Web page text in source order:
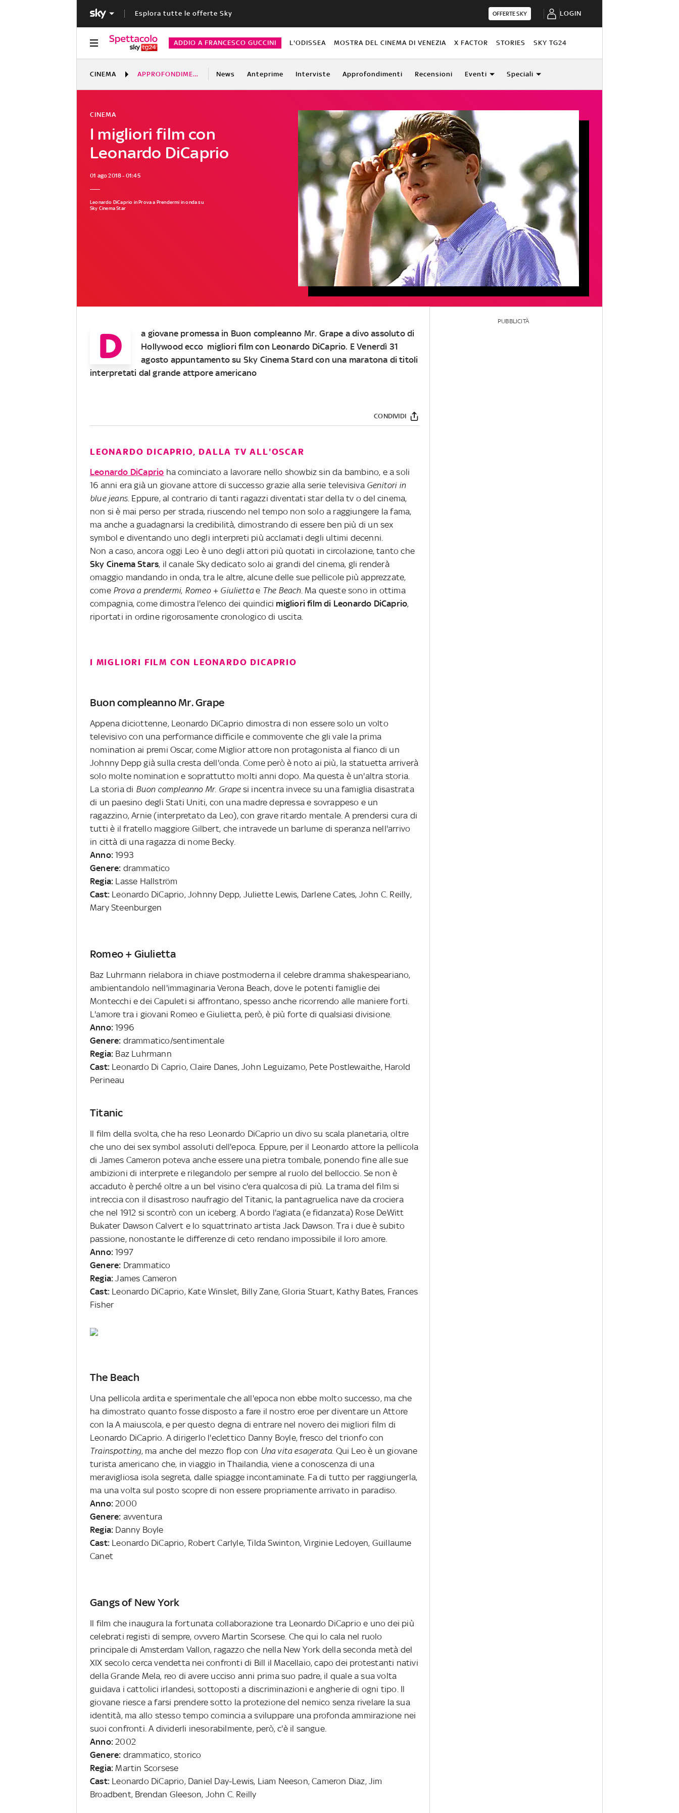
Esplora tutte le offerte Sky OFFERTE SKY LOGIN
ADDIO A FRANCESCO GUCCINI L'ODISSEA MOSTRA DEL CINEMA DI VENEZIA X FACTOR STORIES SKY TG24
CINEMA APPROFONDIMENTI News Anteprime Interviste Approfondimenti Recensioni Eventi Speciali
I migliori film con
Leonardo DiCaprio
CINEMA
01 ago 2018 - 01:45
Leonardo DiCaprio in Prova a Prendermi in onda su
Sky Cinema Star
D
a giovane promessa in Buon compleanno Mr. Grape a divo assoluto di
Hollywood ecco migliori film con Leonardo DiCaprio. E Venerdì 31
agosto appuntamento su Sky Cinema Stard con una maratona di titoli
interpretati dal grande attpore americano
CONDIVIDI
LEONARDO DICAPRIO, DALLA TV ALL'OSCAR
Leonardo DiCaprio ha cominciato a lavorare nello showbiz sin da bambino, e a soli
16 anni era già un giovane attore di successo grazie alla serie televisiva Genitori in
blue jeans . Eppure, al contrario di tanti ragazzi diventati star della tv o del cinema,
non si è mai perso per strada, riuscendo nel tempo non solo a raggiungere la fama,
ma anche a guadagnarsi la credibilità, dimostrando di essere ben più di un sex
symbol e diventando uno degli interpreti più acclamati degli ultimi decenni.
Non a caso, ancora oggi Leo è uno degli attori più quotati in circolazione, tanto che
Sky Cinema Stars, il canale Sky dedicato solo ai grandi del cinema, gli renderà
omaggio mandando in onda, tra le altre, alcune delle sue pellicole più apprezzate,
come Prova a prendermi, Romeo + Giuliettae The Beach. Ma queste sono in ottima
compagnia, come dimostra l'elenco dei quindici migliori film di Leonardo DiCaprio,
riportati in ordine rigorosamente cronologico di uscita.
I MIGLIORI FILM CON LEONARDO DICAPRIO
Buon compleanno Mr. Grape
Appena diciottenne, Leonardo DiCaprio dimostra di non essere solo un volto
televisivo con una performance difficile e commovente che gli vale la prima
nomination ai premi Oscar, come Miglior attore non protagonista al fianco di un
Johnny Depp già sulla cresta dell'onda. Come però è noto ai più, la statuetta arriverà
solo molte nomination e soprattutto molti anni dopo. Ma questa è un'altra storia.
La storia di Buon compleanno Mr. Grapesi incentra invece su una famiglia disastrata
di un paesino degli Stati Uniti, con una madre depressa e sovrappeso e un
ragazzino, Arnie (interpretato da Leo), con grave ritardo mentale. A prendersi cura di
tutti è il fratello maggiore Gilbert, che intravede un barlume di speranza nell'arrivo
in città di una ragazza di nome Becky.
Anno:1993
Genere: drammatico
Regia: Lasse Hallström
Cast: Leonardo DiCaprio, Johnny Depp, Juliette Lewis, Darlene Cates, John C. Reilly,
Mary Steenburgen
Romeo + Giulietta
Baz Luhrmann rielabora in chiave postmoderna il celebre dramma shakespeariano,
ambientandolo nell'immaginaria Verona Beach, dove le potenti famiglie dei
Montecchi e dei Capuleti si affrontano, spesso anche ricorrendo alle maniere forti.
L'amore tra i giovani Romeo e Giulietta, però, è più forte di qualsiasi divisione.
Anno:1996
Genere: drammatico/sentimentale
Regia: Baz Luhrmann
Cast: Leonardo Di Caprio, Claire Danes, John Leguizamo, Pete Postlewaithe, Harold
Perineau
Titanic
Il film della svolta, che ha reso Leonardo DiCaprio un divo su scala planetaria, oltre
che uno dei sex symbol assoluti dell'epoca. Eppure, per il Leonardo attore la pellicola
di James Cameron poteva anche essere una pietra tombale, ponendo fine alle sue
ambizioni di interprete e rilegandolo per sempre al ruolo del belloccio. Se non è
accaduto è perché oltre a un bel visino c'era qualcosa di più. La trama del film si
intreccia con il disastroso naufragio del Titanic, la pantagruelica nave da crociera
che nel 1912 si scontrò con un iceberg. A bordo l'agiata (e fidanzata) Rose DeWitt
Bukater Dawson Calvert e lo squattrinato artista Jack Dawson. Tra i due è subito
passione, nonostante le differenze di ceto rendano impossibile il loro amore.
Anno: 1997
Genere: Drammatico
Regia: James Cameron
Cast: Leonardo DiCaprio, Kate Winslet, Billy Zane, Gloria Stuart, Kathy Bates, Frances
Fisher
The Beach
Una pellicola ardita e sperimentale che all'epoca non ebbe molto successo, ma che
ha dimostrato quanto fosse disposto a fare il nostro eroe per diventare un Attore
con la A maiuscola, e per questo degna di entrare nel novero dei migliori film di
Leonardo DiCaprio. A dirigerlo l'eclettico Danny Boyle, fresco del trionfo con
Trainspotting, ma anche del mezzo flop con Una vita esagerata. Qui Leo è un giovane
turista americano che, in viaggio in Thailandia, viene a conoscenza di una
meravigliosa isola segreta, dalle spiagge incontaminate. Fa di tutto per raggiungerla,
ma una volta sul posto scopre di non essere propriamente arrivato in paradiso.
Anno: 2000
Genere: avventura
Regia: Danny Boyle
Cast: Leonardo DiCaprio, Robert Carlyle, Tilda Swinton, Virginie Ledoyen, Guillaume
Canet
Gangs of New York
Il film che inaugura la fortunata collaborazione tra Leonardo DiCaprio e uno dei più
celebrati registi di sempre, ovvero Martin Scorsese. Che qui lo cala nel ruolo
principale di Amsterdam Vallon, ragazzo che nella New York della seconda metà del
XIX secolo cerca vendetta nei confronti di Bill il Macellaio, capo dei protestanti nativi
della Grande Mela, reo di avere ucciso anni prima suo padre, il quale a sua volta
guidava i cattolici irlandesi, sottoposti a discriminazioni e angherie di ogni tipo. Il
giovane riesce a farsi prendere sotto la protezione del nemico senza rivelare la sua
identità, ma allo stesso tempo comincia a sviluppare una profonda ammirazione nei
suoi confronti. A dividerli inesorabilmente, però, c'è il sangue.
Anno: 2002
Genere: drammatico, storico
Regia: Martin Scorsese
Cast: Leonardo DiCaprio, Daniel Day-Lewis, Liam Neeson, Cameron Diaz, Jim
Broadbent, Brendan Gleeson, John C. Reilly
PUBBLICITÀ